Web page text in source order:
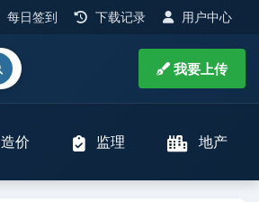
每日签到 下载记录 用户中心
我要上传
造价 监理 地产